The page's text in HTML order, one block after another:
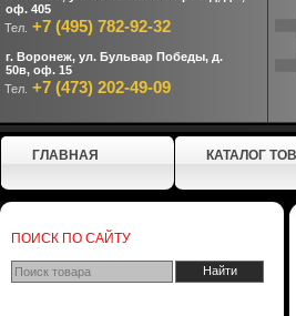
оф. 405
Тел. +7 (495) 782-92-32
г. Воронеж, ул. Бульвар Победы, д.
50в, оф. 15
Тел. +7 (473) 202-49-09
ГЛАВНАЯ КАТАЛОГ
ПОИСК ПО САЙТУ